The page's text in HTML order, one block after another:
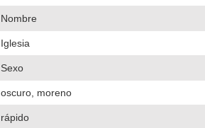
Nombre
Iglesia
Sexo
oscuro, moreno
rápido